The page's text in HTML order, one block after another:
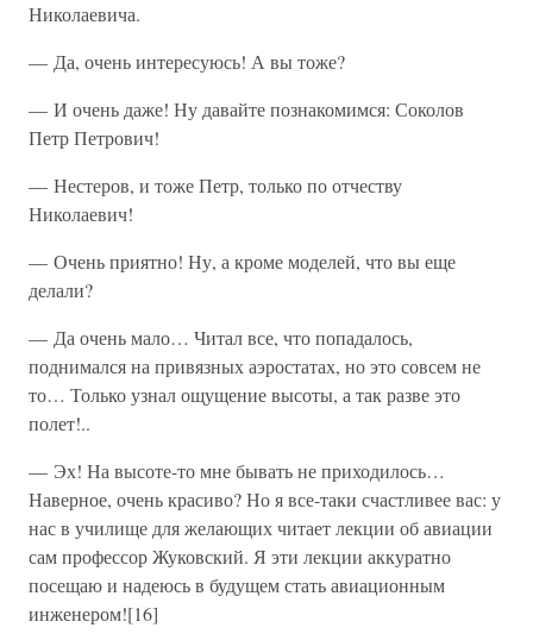
Николаевича.
— Да, очень интересуюсь! А вы тоже?
— И очень даже! Ну давайте познакомимся: Соколов
Петр Петрович!
— Нестеров, и тоже Петр, только по отчеству
Николаевич!
— Очень приятно! Ну, а кроме моделей, что вы еще
делали?
— Да очень мало… Читал все, что попадалось,
поднимался на привязных аэростатах, но это совсем не
то… Только узнал ощущение высоты, а так разве это
полет!..
— Эх! На высоте-то мне бывать не приходилось…
Наверное, очень красиво? Но я все-таки счастливее вас: у
нас в училище для желающих читает лекции об авиации
сам профессор Жуковский. Я эти лекции аккуратно
посещаю и надеюсь в будущем стать авиационным
инженером![16]